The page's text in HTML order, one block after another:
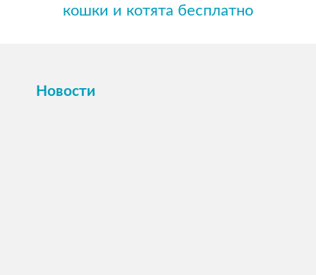
кошки и котята бесплатно
Новости